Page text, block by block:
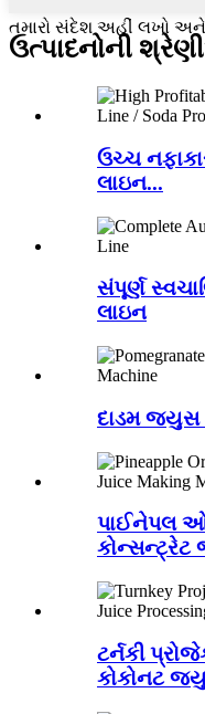
તમારો સંદેશ અહીં લખો
ઉત્પાદનોની
ઉચ્ચ
લાઇન...
સંપૂર્ણ
લાઇન
દાડમ જ્યુસ
પાઈનેપલ
ટર્નકી
કોકોનટ